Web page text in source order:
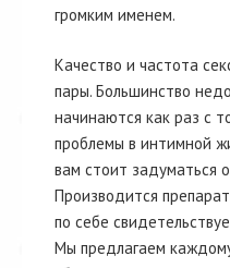
громким именем.
Качество и частота
пары. Большинство
начинаются как раз с
проблемы в интимной
вам стоит задуматься
Производится
по себе
Мы предлагаем